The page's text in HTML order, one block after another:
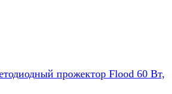
прожектор Flood 60 Вт,